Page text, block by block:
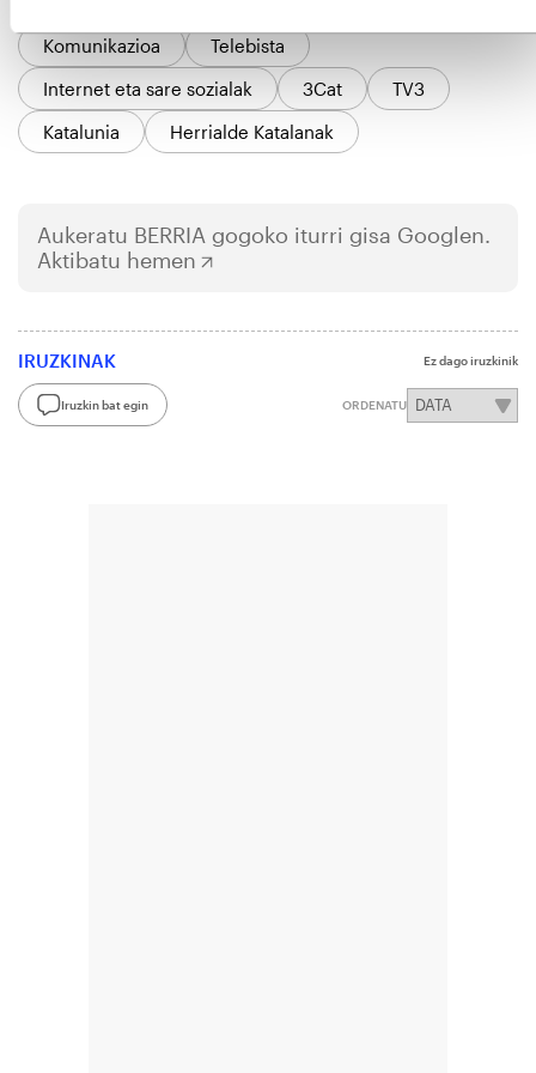
Komunikazioa
Telebista
Internet eta sare sozialak
3Cat
TV3
Katalunia
Herrialde Katalanak
Aukeratu BERRIA gogoko iturri gisa Googlen.
Aktibatu hemen
IRUZKINAK Ez dago iruzkinik
Iruzkin bat egin ORDENATU